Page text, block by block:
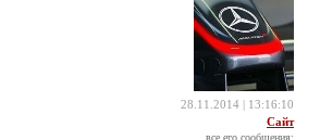
28.11.2014 | 13:16:10
Сайт
все его сообщения: